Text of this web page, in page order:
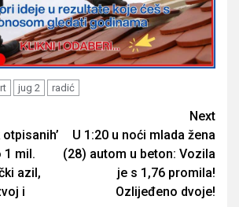
jug 2 radić
otpisanih’
1 mil.
azil,
i
Next
U 1:20 u noći mlada žena
(28) autom u beton: Vozila
je s 1,76 promila!
Ozlijeđeno dvoje!